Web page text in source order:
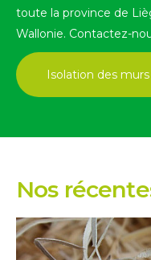
toute la province de
Wallonie. Contactez-
Isolation des murs
Nos